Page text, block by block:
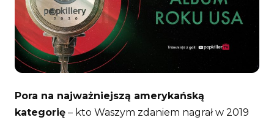
Pora na najważniejszą amerykańską
kategorię – kto Waszym zdaniem nagrał w 2019